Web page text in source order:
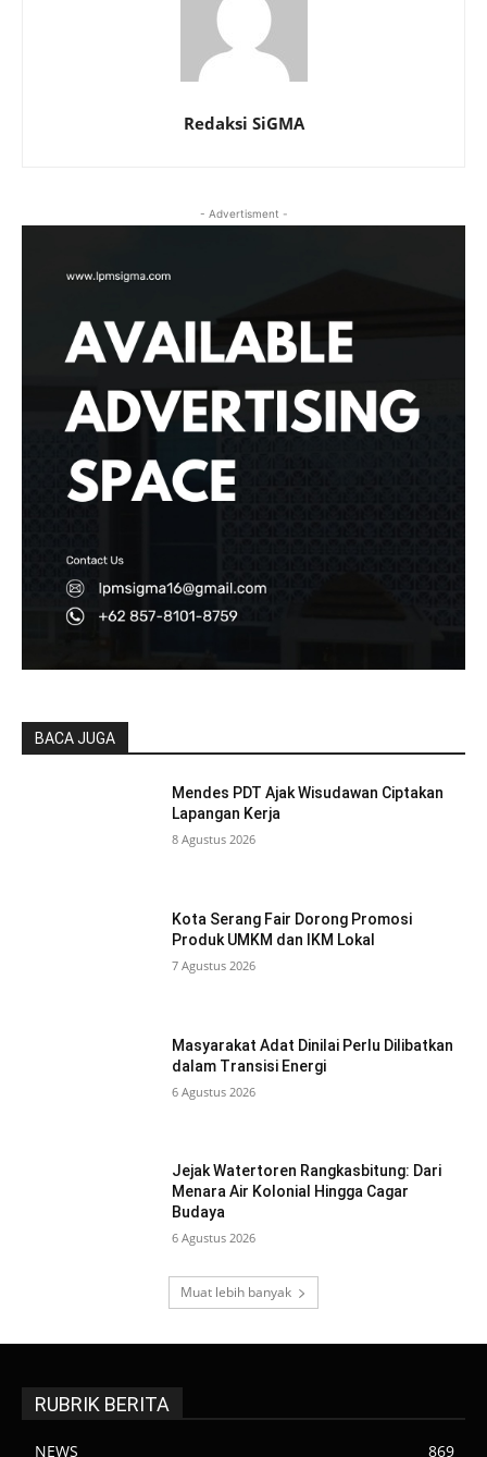
Redaksi SiGMA
- Advertisment -
BACA JUGA
Mendes PDT Ajak Wisudawan Ciptakan
Lapangan Kerja
8 Agustus 2026
Kota Serang Fair Dorong Promosi
Produk UMKM dan IKM Lokal
7 Agustus 2026
Masyarakat Adat Dinilai Perlu Dilibatkan
dalam Transisi Energi
6 Agustus 2026
Jejak Watertoren Rangkasbitung: Dari
Menara Air Kolonial Hingga Cagar
Budaya
6 Agustus 2026
Muat lebih banyak
RUBRIK BERITA
NEWS 869